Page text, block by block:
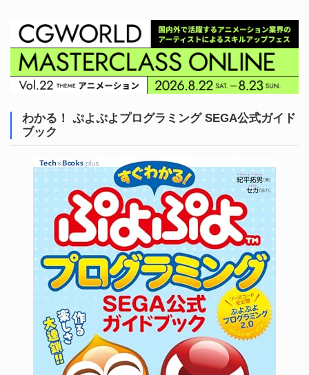
わかる！ ぷよぷよプログラミング SEGA公式ガイド
ブック